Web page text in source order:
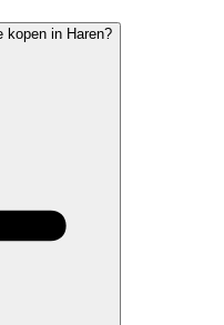
kopen in Haren?